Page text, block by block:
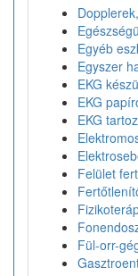
Egyéb
Egyszer
EKG
EKG
EKG
Felület
Fül-orr-